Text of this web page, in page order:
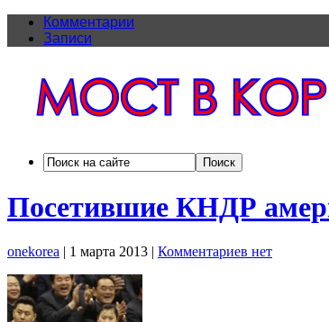
Комментарии
Записи
Посетившие КНДР
onekorea | 1 марта 2013 | Комментариев нет